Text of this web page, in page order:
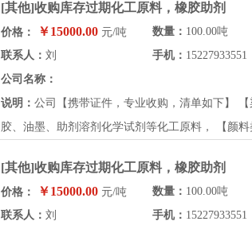
[其他]收购库存过期化工原料，橡胶助剂
价格： ￥15000.00 元/吨 数量： 100.00吨
联系人： 刘 手机： 15227933551
公司名称：
说明： 公司【携带证件，专业收购，清单如下】
胶、油墨、助剂溶剂化学试剂等化工原料， 【颜
[其他]收购库存过期化工原料，橡胶助剂
价格： ￥15000.00 元/吨 数量： 100.00吨
联系人： 刘 手机： 15227933551